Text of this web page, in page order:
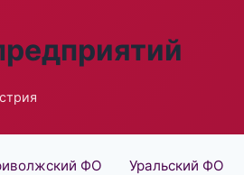
ФО Уральский ФО